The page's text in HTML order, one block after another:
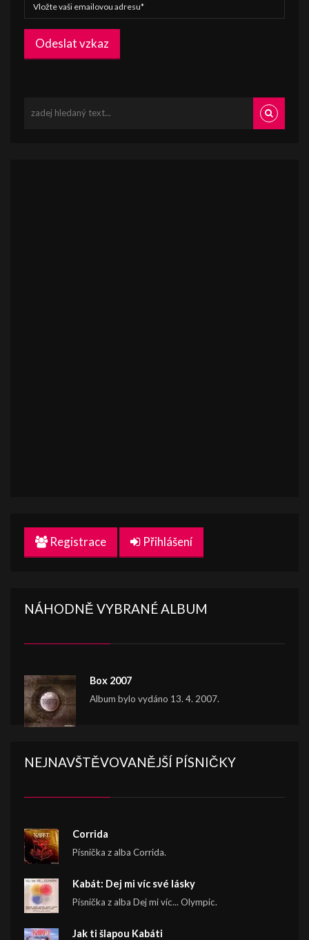
Odeslat vzkaz
Registrace Přihlášení
NÁHODNĚ VYBRANÉ ALBUM
Box 2007
Album bylo vydáno 13. 4. 2007.
NEJNAVŠTĚVOVANĚJŠÍ PÍSNIČKY
Corrida
Písnička z alba Corrida.
Kabát: Dej mi víc své lásky
Písnička z alba Dej mi víc... Olympic.
Jak ti šlapou Kabáti